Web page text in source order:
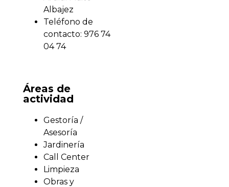
Albajez
Teléfono de
contacto: 976 74
04 74
Áreas de
actividad
Gestoría /
Asesoría
Jardinería
Call Center
Limpieza
Obras y